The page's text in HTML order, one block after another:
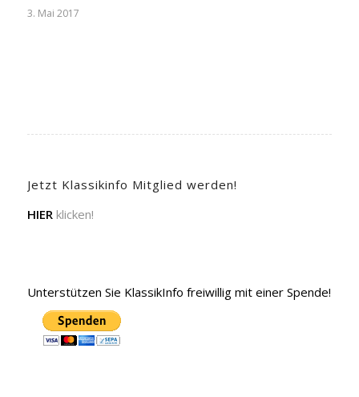
3. Mai 2017
Jetzt Klassikinfo Mitglied werden!
HIER klicken!
Unterstützen Sie KlassikInfo freiwillig mit einer Spende!